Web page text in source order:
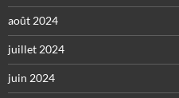
août 2024
juillet 2024
juin 2024